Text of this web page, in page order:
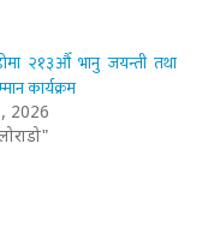
२१३औँ भानु जयन्ती तथा
कार्यक्रम
2026